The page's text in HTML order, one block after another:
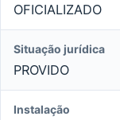
OFICIALIZADO
Situação jurídica
PROVIDO
Instalação